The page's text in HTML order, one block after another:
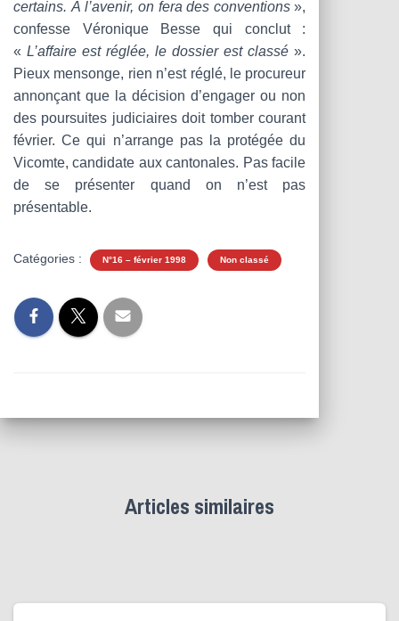
certains. À l’avenir, on fera des conventions»,
confesse Véronique Besse qui conclut :
«L’affaire est réglée, le dossier est classé ».
Pieux mensonge, rien n’est réglé, le procureur
annonçant que la décision d’engager ou non
des poursuites judiciaires doit tomber courant
février. Ce qui n’arrange pas la protégée du
Vicomte, candidate aux cantonales. Pas facile
de se présenter quand on n’est pas
présentable.
Catégories : N°16 – février 1998 Non classé
Articles similaires